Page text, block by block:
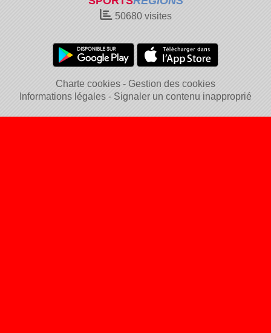
50680visites
Charte cookies
Gestion des cookies
Informations légales
Signaler un contenu inapproprié